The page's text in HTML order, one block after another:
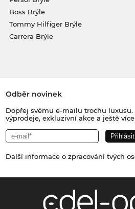
Boss Brýle
Tommy Hilfiger Brýle
Carrera Brýle
Odběr novinek
Dopřej svému e-mailu trochu
výprodeje, exkluzivní akce a ještě
Další informace o zpracování tvých